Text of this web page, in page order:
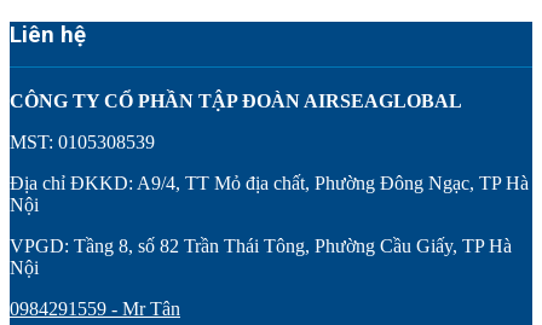
Liên hệ
CÔNG TY CỔ PHẦN TẬP ĐOÀN AIRSEAGLOBAL
MST: 0105308539
Địa chỉ ĐKKD: A9/4, TT Mỏ địa chất, Phường Đông Ngạc, TP Hà
Nội
VPGD: Tầng 8, số 82 Trần Thái Tông, Phường Cầu Giấy, TP Hà
Nội
0984291559 - Mr Tân